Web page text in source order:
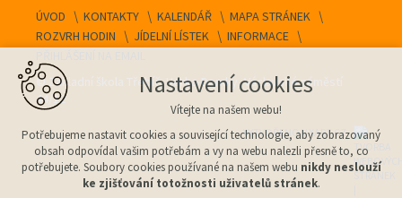
ÚVOD KONTAKTY KALENDÁŘ
MAPA STRÁNEK
ROZVRH HODIN
JÍDELNÍ LÍSTEK
INFORMACE
© Základní škola Třebíč, Horka-Domky, Václavské náměstí
44/12
VYTVOŘENO V XART.CZ
Nastavení cookies
Vítejte na našem webu!
Potřebujeme nastavit cookies a související technologie, aby zobrazovaný
obsah odpovídal vašim potřebám a vy na webu nalezli přesně to, co
potřebujete. Soubory cookies používané na našem webu nikdy neslouží
ke zjišťování totožnosti uživatelů stránek.